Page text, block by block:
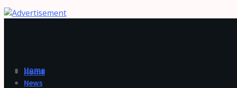
Home
Home
News